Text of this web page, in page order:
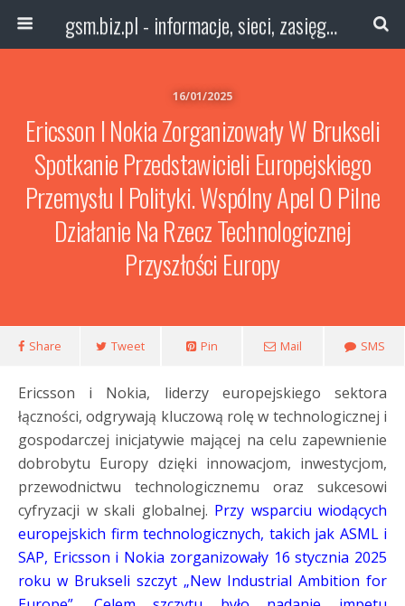
gsm.biz.pl - informacje, sieci, zasięg technologie
16/01/2025
Ericsson I Nokia Zorganizowały W Brukseli
Spotkanie Przedstawicieli Europejskiego
Przemysłu I Polityki. Wspólny Apel O Pilne
Działanie Na Rzecz Technologicznej
Przyszłości Europy
Share Tweet Pin Mail SMS
Ericsson i Nokia, liderzy europejskiego sektora
łączności, odgrywają kluczową rolę w technologicznej i
gospodarczej inicjatywie mającej na celu zapewnienie
dobrobytu Europy dzięki innowacjom, inwestycjom,
przewodnictwu technologicznemu oraz sukcesowi
cyfryzacji w skali globalnej. Przy wsparciu wiodących
europejskich firm technologicznych, takich jak ASML i
SAP, Ericsson i Nokia zorganizowały 16 stycznia 2025
roku w Brukseli szczyt „New Industrial Ambition for